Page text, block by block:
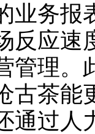
业务报
反应速
管理。
古茶能
通过人